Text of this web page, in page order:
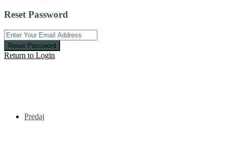
Reset Password
Reset Password
Return to Login
Predaj